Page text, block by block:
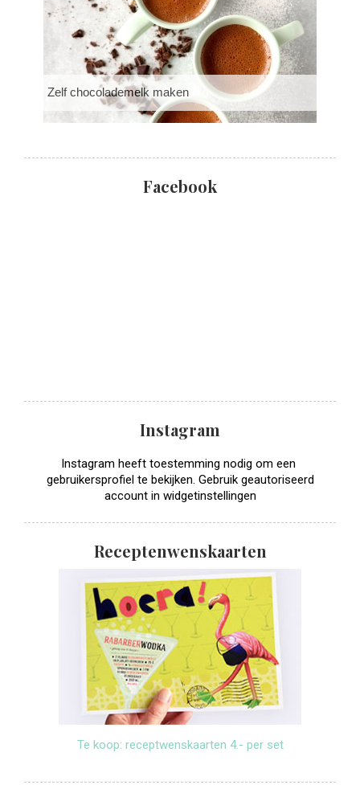
Zelf chocolademelk maken
Facebook
Instagram
Instagram heeft toestemming nodig om een ​​
gebruikersprofiel te bekijken. Gebruik geautoriseerd
account in widgetinstellingen
Receptenwenskaarten
Te koop: receptwenskaarten 4.- per set